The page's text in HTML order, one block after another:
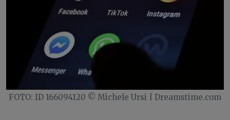
FOTO: ID 166094120 © Michele Ursi | Dreamstime.com